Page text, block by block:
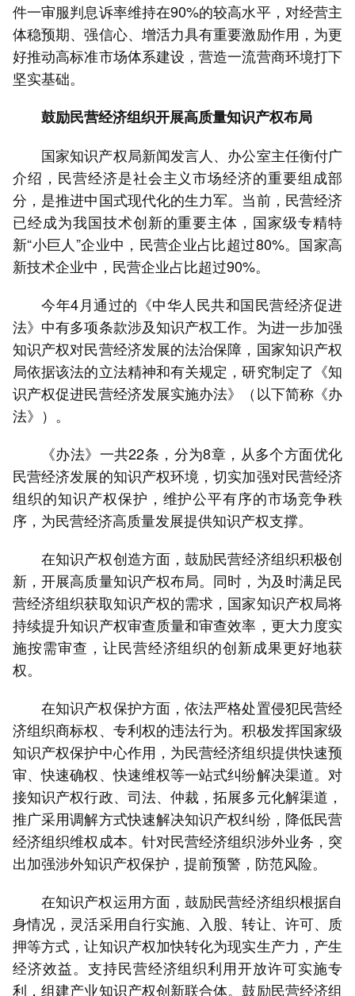
件一审服判息诉率维持在90%的较高水平，对经营主
体稳预期、强信心、增活力具有重要激励作用，为更
好推动高标准市场体系建设，营造一流营商环境打下
坚实基础。
鼓励民营经济组织开展高质量知识产权布局
国家知识产权局新闻发言人、办公室主任衡付广
介绍，民营经济是社会主义市场经济的重要组成部
分，是推进中国式现代化的生力军。当前，民营经济
已经成为我国技术创新的重要主体，国家级专精特
新“小巨人”企业中，民营企业占比超过80%。国家高
新技术企业中，民营企业占比超过90%。
今年4月通过的《中华人民共和国民营经济促进
法》中有多项条款涉及知识产权工作。为进一步加强
知识产权对民营经济发展的法治保障，国家知识产权
局依据该法的立法精神和有关规定，研究制定了《知
识产权促进民营经济发展实施办法》（以下简称《办
法》）。
《办法》一共22条，分为8章，从多个方面优化
民营经济发展的知识产权环境，切实加强对民营经济
组织的知识产权保护，维护公平有序的市场竞争秩
序，为民营经济高质量发展提供知识产权支撑。
在知识产权创造方面，鼓励民营经济组织积极创
新，开展高质量知识产权布局。同时，为及时满足民
营经济组织获取知识产权的需求，国家知识产权局将
持续提升知识产权审查质量和审查效率，更大力度实
施按需审查，让民营经济组织的创新成果更好地获
权。
在知识产权保护方面，依法严格处置侵犯民营经
济组织商标权、专利权的违法行为。积极发挥国家级
知识产权保护中心作用，为民营经济组织提供快速预
审、快速确权、快速维权等一站式纠纷解决渠道。对
接知识产权行政、司法、仲裁，拓展多元化解渠道，
推广采用调解方式快速解决知识产权纠纷，降低民营
经济组织维权成本。针对民营经济组织涉外业务，突
出加强涉外知识产权保护，提前预警，防范风险。
在知识产权运用方面，鼓励民营经济组织根据自
身情况，灵活采用自行实施、入股、转让、许可、质
押等方式，让知识产权加快转化为现实生产力，产生
经济效益。支持民营经济组织利用开放许可实施专
利，组建产业知识产权创新联合体。鼓励民营经济组